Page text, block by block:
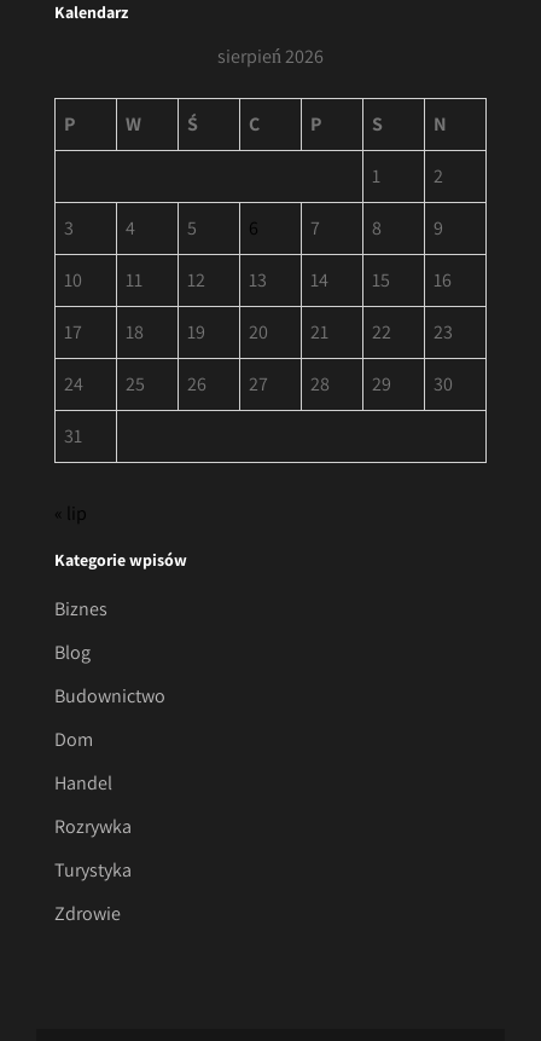
Kalendarz
sierpień 2026
P W Ś C P S N
1 2
3 4 5 6 7 8 9
10 11 12 13 14 15 16
17 18 19 20 21 22 23
24 25 26 27 28 29 30
31
« lip
Kategorie wpisów
Biznes
Blog
Budownictwo
Dom
Handel
Rozrywka
Turystyka
Zdrowie